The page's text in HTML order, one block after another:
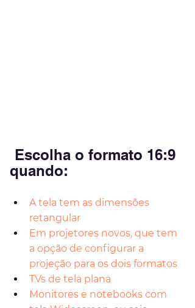
Escolha o formato 16:9
quando:
A tela tem as dimensões
retangular
Em projetores novos, que tem
a opção de configurar a
projeção para os dois formatos
TVs de tela plana
Monitores e notebooks com